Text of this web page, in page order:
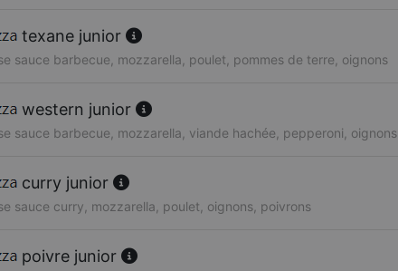
texane junior
sauce barbecue, mozzarella, poulet, pommes de terre, oignons
western junior
sauce barbecue, mozzarella, viande hachée, pepperoni, oignons
curry junior
sauce curry, mozzarella, poulet, oignons, poivrons
poivre junior